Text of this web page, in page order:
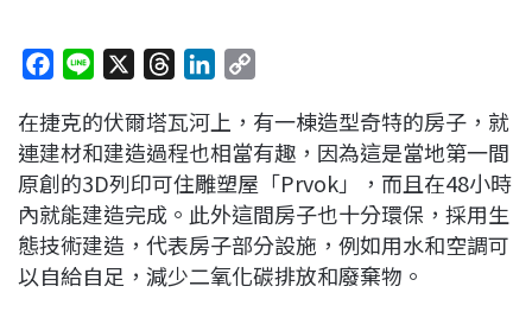
c
e
b
o
o
k
n
e
r
e
a
d
s
n
k
e
d
I
n
p
y
L
i
n
k
在捷克的伏爾塔瓦河上，有一棟造型奇特的房子，就
連建材和建造過程也相當有趣，因為這是當地第一間
原創的3D列印可住雕塑屋「Prvok」，而且在48小時
內就能建造完成。此外這間房子也十分環保，採用生
態技術建造，代表房子部分設施，例如用水和空調可
以自給自足，減少二氧化碳排放和廢棄物。